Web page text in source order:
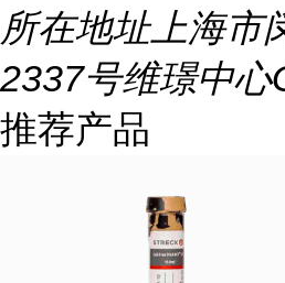
所在地址上海市
2337号维璟中心
推荐产品